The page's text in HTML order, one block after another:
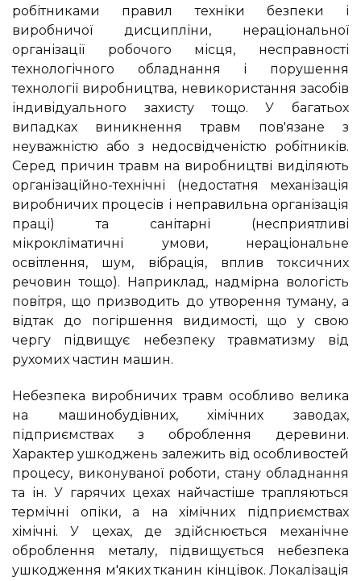
робітниками правил техніки безпеки і
виробничої дисципліни, нераціональної
організації робочого місця, несправності
технологічного обладнання і порушення
технології виробництва, невикористання засобів
індивідуального захисту тощо. У багатьох
випадках виникнення травм пов'язане з
неуважністю або з недосвідченістю робітників.
Серед причин травм на виробництві виділяють
організаційно-технічні (недостатня механізація
виробничих процесів і неправильна організація
праці) та санітарні (несприятливі
мікрокліматичні умови, нераціональне
освітлення, шум, вібрація, вплив токсичних
речовин тощо). Наприклад, надмірна вологість
повітря, що призводить до утворення туману, а
відтак до погіршення видимості, що у свою
чергу підвищує небезпеку травматизму від
рухомих частин машин.
Небезпека виробничих травм особливо велика
на машинобудівних, хімічних заводах,
підприємствах з оброблення деревини.
Характер ушкоджень залежить від особливостей
процесу, виконуваної роботи, стану обладнання
та ін. У гарячих цехах найчастіше трапляються
термічні опіки, а на хімічних підприємствах
хімічні. У цехах, де здійснюється механічне
оброблення металу, підвищується небезпека
ушкодження м'яких тканин кінцівок. Локалізація